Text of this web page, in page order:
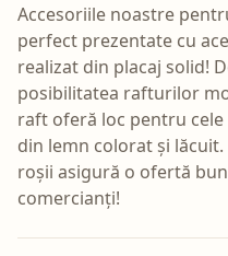
Accesoriile noastre
perfect prezentate cu
realizat din placaj solid!
posibilitatea rafturilor
raft oferă loc pentru
din lemn colorat și
roșii asigură o ofertă
comercianți!